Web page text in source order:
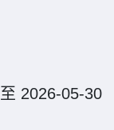
2026-05-30